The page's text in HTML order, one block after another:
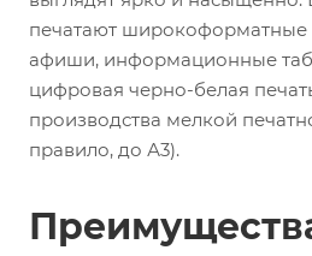
печатают широкоформатные
афиши, информационные
цифровая черно-белая
производства мелкой
правило, до А3).